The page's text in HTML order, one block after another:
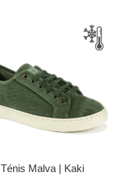
Ténis Malva | Kaki